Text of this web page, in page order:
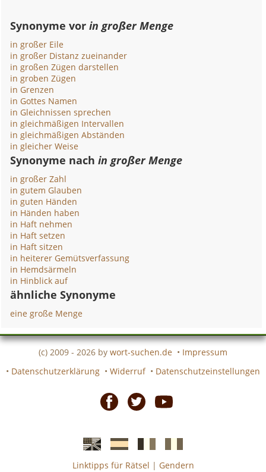
Synonyme vorin großer Menge
in großer Eile
in großer Distanz zueinander
in großen Zügen darstellen
in groben Zügen
in Grenzen
in Gottes Namen
in Gleichnissen sprechen
in gleichmäßigen Intervallen
in gleichmäßigen Abständen
in gleicher Weise
Synonyme nachin großer Menge
in großer Zahl
in gutem Glauben
in guten Händen
in Händen haben
in Haft nehmen
in Haft setzen
in Haft sitzen
in heiterer Gemütsverfassung
in Hemdsärmeln
in Hinblick auf
ähnliche Synonyme
eine große Menge
(c) 2009 - 2026 by wort-suchen.de • Impressum
• Datenschutzerklärung • Widerruf • Datenschutzeinstellungen
EnglischeSpanischefranzösicheitalienische
Linktipps für Rätsel | Gendern